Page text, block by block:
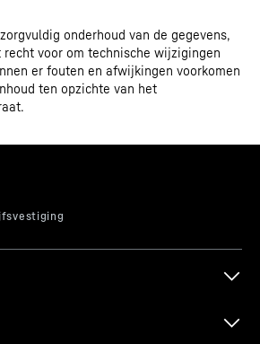
onderhoud van de gegevens,
voor om technische wijzigingen
er fouten en afwijkingen voorkomen
ten opzichte van het